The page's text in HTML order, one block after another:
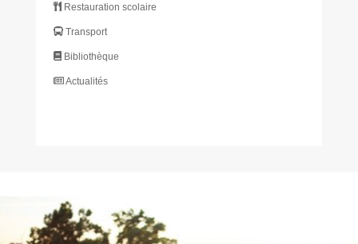
Restauration scolaire
Transport
Bibliothèque
Actualités